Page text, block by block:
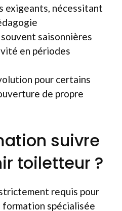
exigeants, nécessitant
saisonnières
en périodes
pour certains
de propre
suivre
toiletteur ?
requis pour
formation spécialisée